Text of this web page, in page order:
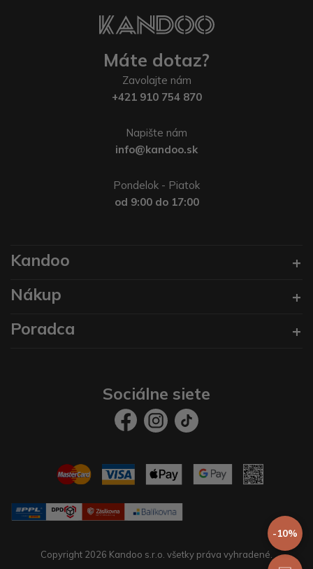
-10%
Máte dotaz?
Zavolajte nám
+421 910 754 870
Napište nám
info@kandoo.sk
Pondelok - Piatok
od 9:00 do 17:00
Kandoo
Nákup
Poradca
Sociálne siete
Copyright 2026 Kandoo s.r.o. všetky práva vyhradené.